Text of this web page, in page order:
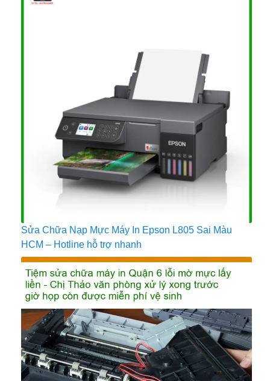
Sửa Chữa Nạp Mực Máy In Epson L805 Sai Màu
HCM – Hotline hỗ trợ nhanh